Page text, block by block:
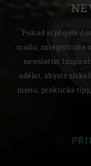
Pokud si přejete
mailu, zaregistrujte
newsletter
udělat, abyste
menu, praktické